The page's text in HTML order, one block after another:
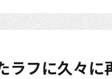
ラフに久々に